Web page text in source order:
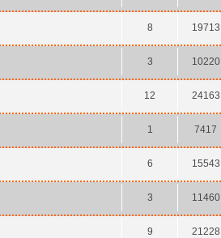
8 19713
3 10220
12 24163
1 7417
6 15543
3 11460
9 21228